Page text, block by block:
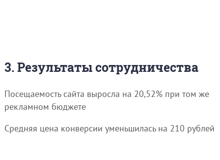
3. Результаты сотрудничества
Посещаемость сайта выросла на 20,52% при том же
рекламном бюджете
Средняя цена конверсии уменьшилась на 210 рублей